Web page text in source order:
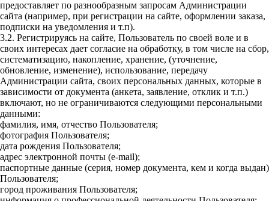
предоставляет по разнообразным запросам Администрации
сайта (например, при регистрации на сайте, оформлении заказа,
подписки на уведомления и т.п).
3.2. Регистрируясь на сайте, Пользователь по своей воле и в
своих интересах дает согласие на обработку, в том числе на сбор,
систематизацию, накопление, хранение, (уточнение,
обновление, изменение), использование, передачу
Администрации сайта, своих персональных данных, которые в
зависимости от документа (анкета, заявление, отклик и т.п.)
включают, но не ограничиваются следующими персональными
данными:
фамилия, имя, отчество Пользователя;
фотография Пользователя;
дата рождения Пользователя;
адрес электронной почты (e-mail);
паспортные данные (серия, номер документа, кем и когда выдан)
Пользователя;
город проживания Пользователя;